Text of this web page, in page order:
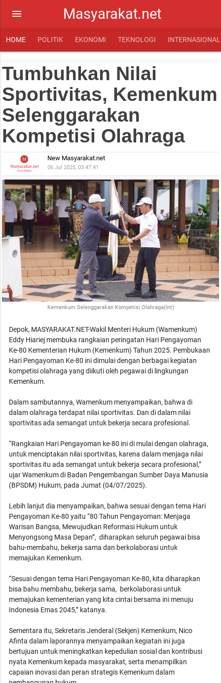
Masyarakat.net
menu
HOME POLITIK EKONOMI TEKNOLOGI INTERNASIONAL
Tumbuhkan Nilai
Sportivitas, Kemenkum
Selenggarakan
Kompetisi Olahraga
New Masyarakat.net
06 Jul 2025, 03:47:41
Kemenkum Selenggarakan Kompetisi Olahraga(Int)
Depok, MASYARAKAT.NET-Wakil Menteri Hukum (Wamenkum)
Eddy Hiariej membuka rangkaian peringatan Hari Pengayoman
Ke-80 Kementerian Hukum (Kemenkum) Tahun 2025. Pembukaan
Hari Pengayoman Ke-80 ini dimulai dengan berbagai kegiatan
kompetisi olahraga yang diikuti oleh pegawai di lingkungan
Kemenkum.
Dalam sambutannya, Wamenkum menyampaikan, bahwa di
dalam olahraga terdapat nilai sportivitas. Dan di dalam nilai
sportivitas ada semangat untuk bekerja secara profesional.
“Rangkaian Hari Pengayoman ke-80 ini di mulai dengan olahraga,
untuk menciptakan nilai sportivitas, karena dalam menjaga nilai
sportivitas itu ada semangat untuk bekerja secara profesional,”
ujar Wamenkum di Badan Pengembangan Sumber Daya Manusia
(BPSDM) Hukum, pada Jumat (04/07/2025).
Lebih lanjut dia menyampaikan, bahwa sesuai dengan tema Hari
Pengayoman Ke-80 yaitu “80 Tahun Pengayoman: Menjaga
Warisan Bangsa, Mewujudkan Reformasi Hukum untuk
Menyongsong Masa Depan”, diharapkan seluruh pegawai bisa
bahu-membahu, bekerja sama dan berkolaborasi untuk
memajukan Kemenkum.
“Sesuai dengan tema Hari Pengayoman Ke-80, kita diharapkan
bisa bahu membahu, bekerja sama, berkolaborasi untuk
memajukan kementerian yang kita cintai bersama ini menuju
Indonesia Emas 2045,” katanya.
Sementara itu, Sekretaris Jenderal (Sekjen) Kemenkum, Nico
Afinta dalam laporannya menyampaikan kegiatan ini juga
bertujuan untuk meningkatkan kepedulian sosial dan kontribusi
nyata Kemenkum kepada masyarakat, serta menampilkan
capaian inovasi dan peran strategis Kemenkum dalam